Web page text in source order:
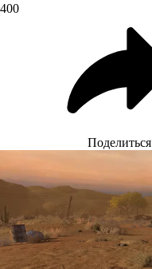
400
Поделиться